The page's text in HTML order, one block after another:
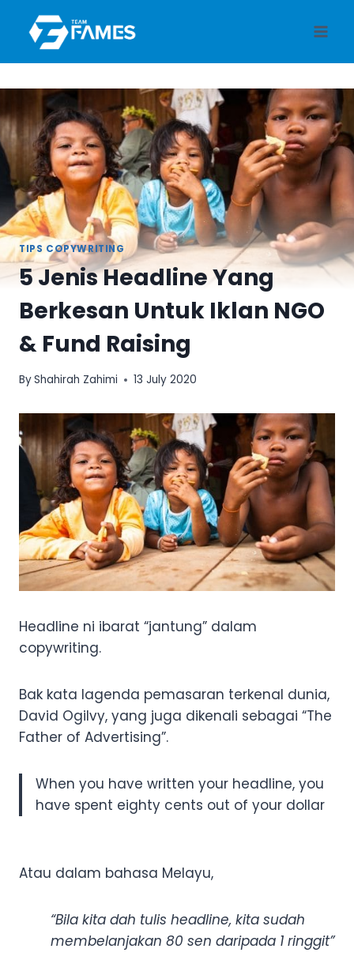
content
TIPS COPYWRITING
5 Jenis Headline Yang
Berkesan Untuk Iklan NGO
& Fund Raising
ByShahirah Zahimi 13 July 2020
Headline ni ibarat “jantung” dalam
copywriting.
Bak kata lagenda pemasaran terkenal dunia,
David Ogilvy, yang juga dikenali sebagai “The
Father of Advertising”.
When you have written your headline, you
have spent eighty cents out of your dollar
Atau dalam bahasa Melayu,
“Bila kita dah tulis headline, kita sudah
membelanjakan 80 sen daripada 1 ringgit”